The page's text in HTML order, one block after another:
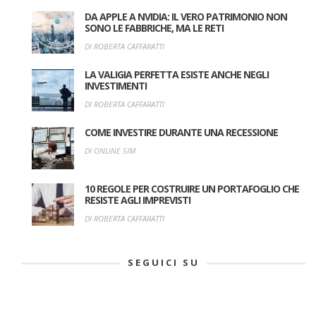
DA APPLE A NVIDIA: IL VERO PATRIMONIO NON
SONO LE FABBRICHE, MA LE RETI
DI ROBERTA CAFFARATTI
LA VALIGIA PERFETTA ESISTE ANCHE NEGLI
INVESTIMENTI
DI ROBERTA CAFFARATTI
COME INVESTIRE DURANTE UNA RECESSIONE
DI ONLINE SIM
10 REGOLE PER COSTRUIRE UN PORTAFOGLIO CHE
RESISTE AGLI IMPREVISTI
DI ROBERTA CAFFARATTI
SEGUICI SU